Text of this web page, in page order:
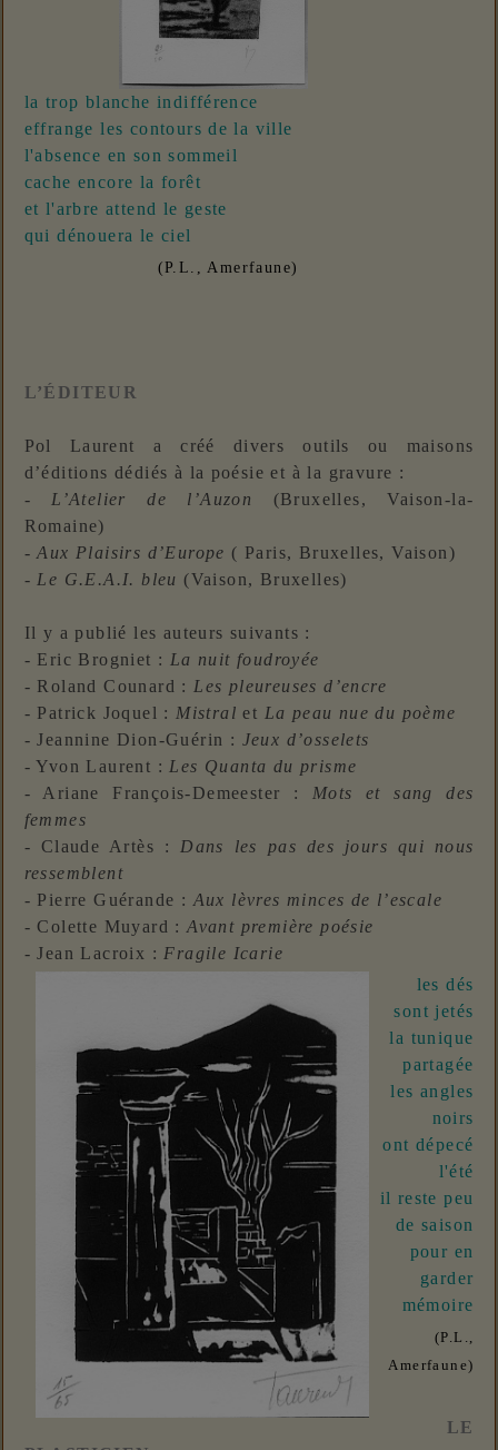
la trop blanche indifférence
effrange les contours de la ville
l'absence en son sommeil
cache encore la forêt
et l'arbre attend le geste
qui dénouera le ciel
(P.L., Amerfaune)
L’ÉDITEUR
Pol Laurent a créé divers outils ou maisons
d’éditions dédiés à la poésie et à la gravure :
- L’Atelier de l’Auzon
(Bruxelles, Vaison-la-
Romaine)
-Aux Plaisirs d’Europe ( Paris, Bruxelles, Vaison)
- Le G.E.A.I. bleu (Vaison, Bruxelles)
Il y a publié les auteurs suivants :
- Eric Brogniet : La nuit foudroyée
- Roland Counard : Les pleureuses d’encre
- Patrick Joquel : Mistralet La peau nue du poème
- Jeannine Dion-Guérin : Jeux d’osselets
- Yvon Laurent : Les Quanta du prisme
- Ariane François-Demeester : Mots et sang des
femmes
- Claude Artès : Dans les pas des jours qui nous
ressemblent
- Pierre Guérande : Aux lèvres minces de l’escale
- Colette Muyard :Avant première poésie
- Jean Lacroix : Fragile Icarie
les dés
sont jetés
la tunique
partagée
les angles
noirs
ont dépecé
l'été
il reste peu
de saison
pour en
garder
mémoire
(P.L.,
Amerfaune)
LE